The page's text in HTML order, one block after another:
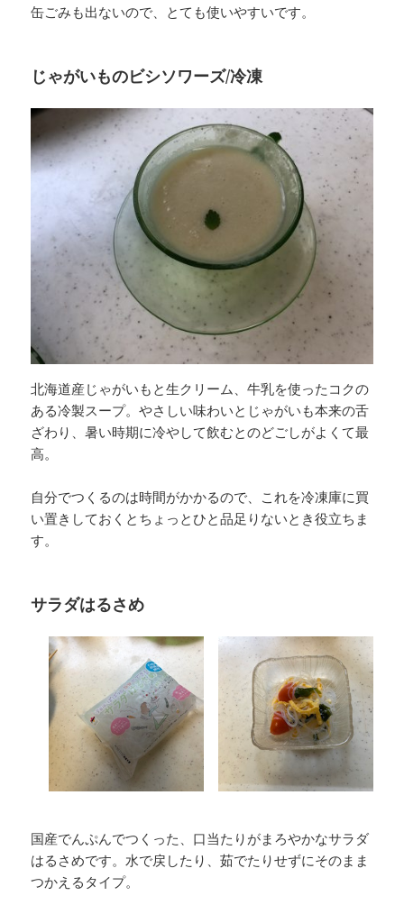
缶ごみも出ないので、とても使いやすいです。
じゃがいものビシソワーズ/冷凍
北海道産じゃがいもと生クリーム、牛乳を使ったコクの
ある冷製スープ。やさしい味わいとじゃがいも本来の舌
ざわり、暑い時期に冷やして飲むとのどごしがよくて最
高。
自分でつくるのは時間がかかるので、これを冷凍庫に買
い置きしておくとちょっとひと品足りないとき役立ちま
す。
サラダはるさめ
国産でんぷんでつくった、口当たりがまろやかなサラダ
はるさめです。水で戻したり、茹でたりせずにそのまま
つかえるタイプ。